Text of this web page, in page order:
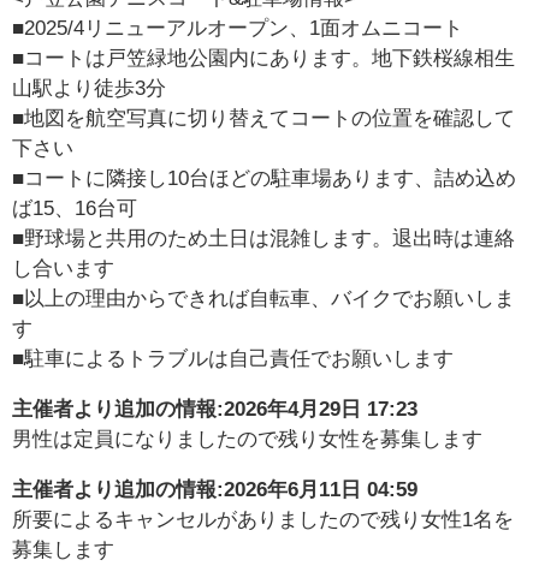
■2025/4リニューアルオープン、1面オムニコート
■コートは戸笠緑地公園内にあります。地下鉄桜線相生
山駅より徒歩3分
■地図を航空写真に切り替えてコートの位置を確認して
下さい
■コートに隣接し10台ほどの駐車場あります、詰め込め
ば15、16台可
■野球場と共用のため土日は混雑します。退出時は連絡
し合います
■以上の理由からできれば自転車、バイクでお願いしま
す
■駐車によるトラブルは自己責任でお願いします
主催者より追加の情報:2026年4月29日 17:23
男性は定員になりましたので残り女性を募集します
主催者より追加の情報:2026年6月11日 04:59
所要によるキャンセルがありましたので残り女性1名を
募集します